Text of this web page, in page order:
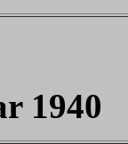
1940